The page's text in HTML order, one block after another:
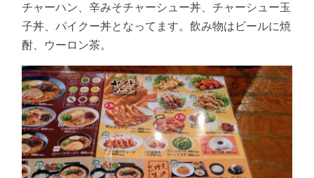
チャーハン、辛みそチャーシュー丼、チャーシュー玉
子丼、パイクー丼となってます。飲み物はビールに焼
酎、ウーロン茶。